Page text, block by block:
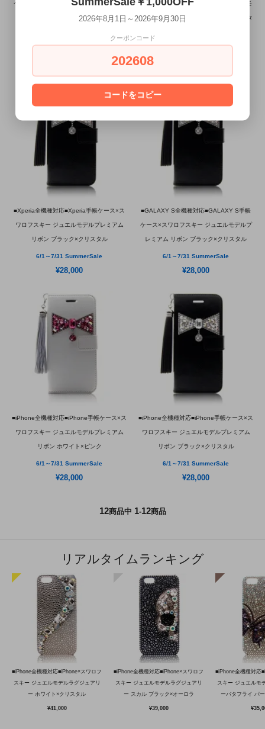
ケース×スワロフスキー ジュエルモデルプ
レミアム リボン ホワイト×ピンク
ン手帳ケース×スワロフスキー ジュエルモ
デルプレミアム リボン ブラック×クリスタ
■Xperia全機種対応■Xperia手帳ケース×ス
ワロフスキー ジュエルモデルプレミアム
リボン ブラック×クリスタル
6/1～7/31 SummerSale
¥28,000
■GALAXY S全機種対応■GALAXY S手帳
ケース×スワロフスキー ジュエルモデルプ
レミアム リボン ブラック×クリスタル
6/1～7/31 SummerSale
¥28,000
■iPhone全機種対応■iPhone手帳ケース×ス
ワロフスキー ジュエルモデルプレミアム
リボン ホワイト×ピンク
6/1～7/31 SummerSale
¥28,000
■iPhone全機種対応■iPhone手帳ケース×ス
ワロフスキー ジュエルモデルプレミアム
リボン ブラック×クリスタル
6/1～7/31 SummerSale
¥28,000
12商品中 1-12商品
リアルタイムランキング
■iPhone全機種対応■iPhone×スワロフ
スキー ジュエルモデルラグジュアリ
ー ホワイト×クリスタル
¥41,000
■iPhone全機種対応■iPhone×スワロフ
スキー ジュエルモデルラグジュアリ
ー スカル ブラック×オーロラ
¥39,000
■iPhone全機種対応
スキー ジュエルモ
ーバタフライ パ
2026年8月1日～2026年9月30日
クーポンコード
202608
コードをコピー